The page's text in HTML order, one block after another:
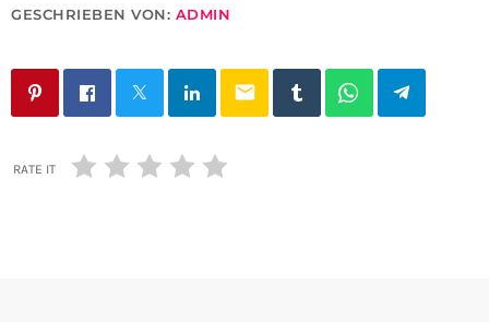
GESCHRIEBEN VON: ADMIN
email
RATE IT